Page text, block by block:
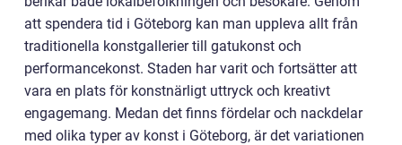
att spendera tid i Göteborg kan man uppleva allt från
traditionella konstgallerier till gatukonst och
performancekonst. Staden har varit och fortsätter att
vara en plats för konstnärligt uttryck och kreativt
engagemang. Medan det finns fördelar och nackdelar
med olika typer av konst i Göteborg, är det variationen